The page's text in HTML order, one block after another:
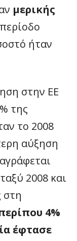
μερικής
ήταν
στην ΕΕ
της
το 2008
αύξηση
2008 και
στη
4%
έφτασε